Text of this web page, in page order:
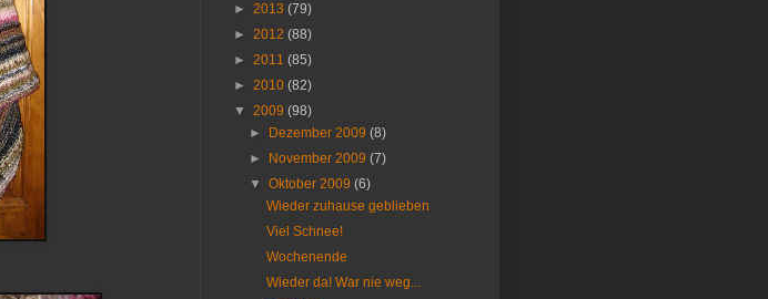
► 2013 (79)
► 2012 (88)
► 2011 (85)
► 2010 (82)
▼ 2009 (98)
►
Dezember 2009(8)
►
November 2009(7)
▼Oktober 2009(6)
Wieder zuhause geblieben
Viel Schnee!
Wochenende
Wieder da! War nie weg...